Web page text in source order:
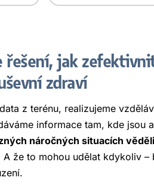
řešení, jak
zdraví
z terénu, realizujeme
informace tam, kde jsou
náročných situacích
A že to mohou udělat kdykoliv –